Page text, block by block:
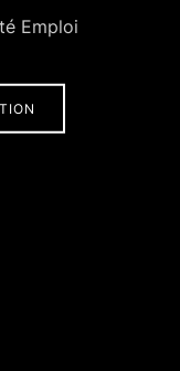
Emploi